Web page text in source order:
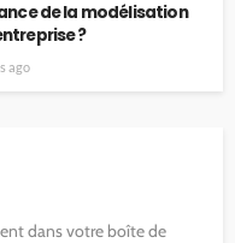
de la modélisation
?
ago
dans votre boîte de